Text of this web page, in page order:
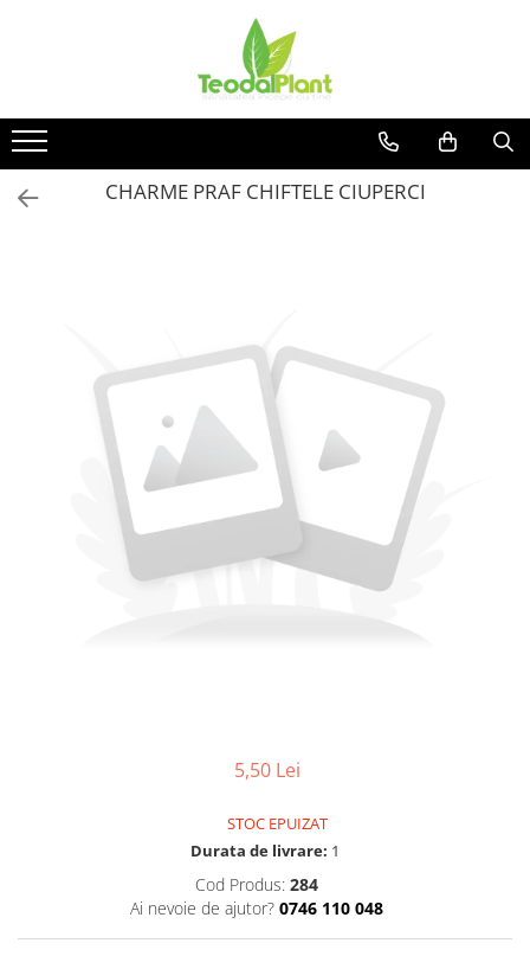
SUPLIMENTE ARTICULATII
ANTIINFLAMATOARE
SUPLIMENTE TONICE
SUPLIMENTE DIVERSE
SUPLIMENTE CARDIO VASCULARE
SUPLIMENTE
HEPATOPROTECTOARE-BILA
SUPLIMENTE MEMORIE SI
SUPLIMENTE POTENȚĂ
SUPLIMENTE SOMN DEPRESIE
SUPLIMENTE COLESTEROL
SUPLIMENTE RĂCEALĂ- APARAT
RESPIRATOR ANTIVIRAL
SUPLIMENTE ANTIOXIDANȚI-
ANTITUMORAL
CHARME PRAF CHIFTELE CIUPERCI
5,50 Lei
STOC EPUIZAT
Durata de livrare: 1
Cod Produs: 284
Ai nevoie de ajutor? 0746 110 048